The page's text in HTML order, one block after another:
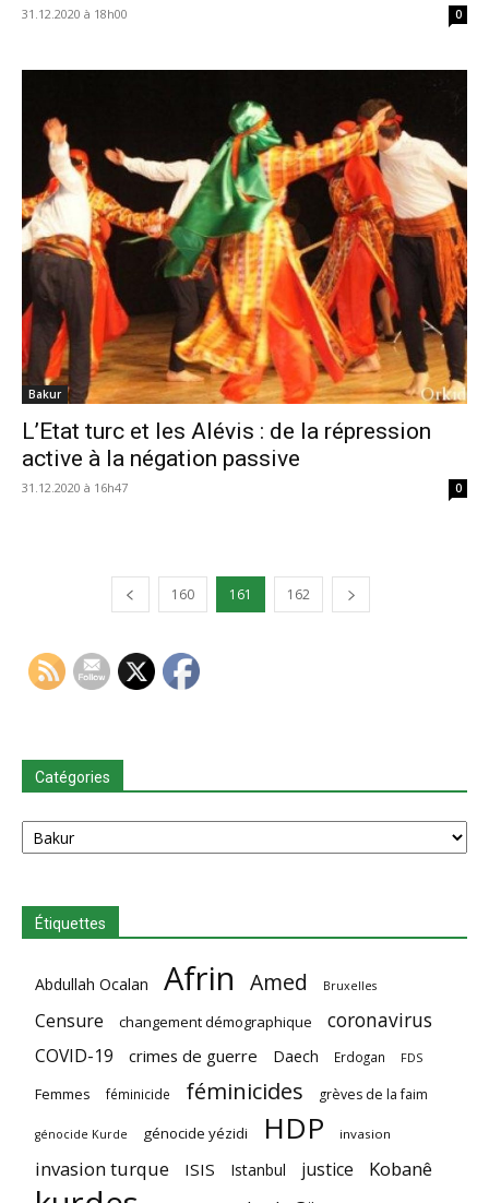
31.12.2020 à 18h00 0
Bakur
L’Etat turc et les Alévis : de la répression
active à la négation passive
31.12.2020 à 16h47 0
160 161 162
Catégories
Catégories
Étiquettes
Abdullah Ocalan Afrin Amed Bruxelles
Censure changement démographique coronavirus
COVID-19 crimes de guerre Daech Erdogan FDS
Femmes féminicide féminicides grèves de la faim
génocide Kurde génocide yézidi HDP invasion
invasion turque ISIS Istanbul justice Kobanê